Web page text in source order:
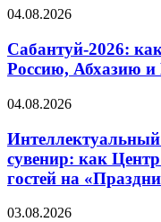
04.08.2026
Сабантуй-2026:
Россию, Абхазию и
04.08.2026
сувенир: как
гостей на
03.08.2026